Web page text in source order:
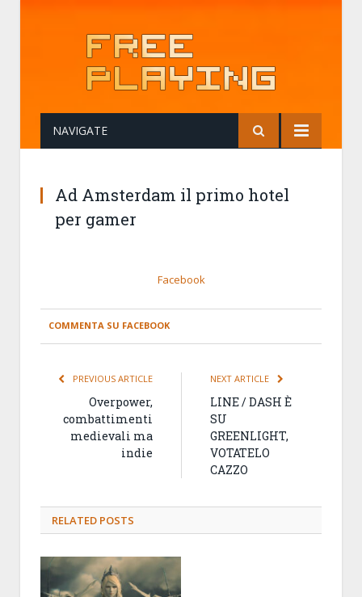
NAVIGATE
Ad Amsterdam il primo hotel
per gamer
Facebook
COMMENTA SU FACEBOOK
PREVIOUS ARTICLE
Overpower,
combattimenti
medievali ma
indie
NEXT ARTICLE
LINE / DASH È
SU
GREENLIGHT,
VOTATELO
CAZZO
RELATED POSTS